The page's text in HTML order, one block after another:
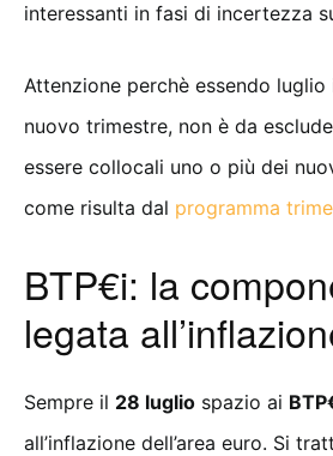
interessanti in fasi di incertezza
Attenzione perchè essendo
nuovo trimestre, non è da
essere collocali uno o più dei
come risulta dal programma
BTP€i: la
legata
Sempre il 28 luglio spazio ai
all’inflazione dell’area euro. Si